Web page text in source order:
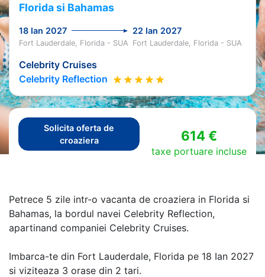
Florida si Bahamas
18 Ian 2027 22 Ian 2027
Fort Lauderdale, Florida - SUA Fort Lauderdale, Florida - SUA
Celebrity Cruises
Celebrity Reflection
Solicita oferta de
croaziera
614 €
taxe portuare incluse
Petrece 5 zile intr-o vacanta de croaziera in Florida si
Bahamas, la bordul navei Celebrity Reflection,
apartinand companiei Celebrity Cruises.
Imbarca-te din Fort Lauderdale, Florida pe 18 Ian 2027
si viziteaza 3 orase din 2 tari.